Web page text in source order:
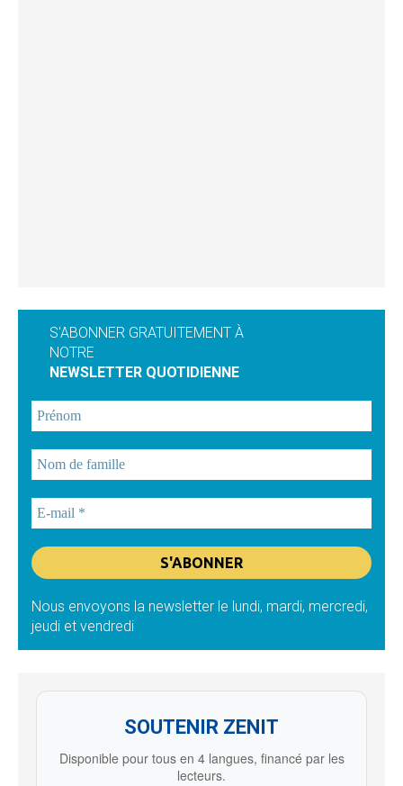
S'ABONNER GRATUITEMENT À
NOTRE
NEWSLETTER QUOTIDIENNE
Nous envoyons la newsletter le lundi, mardi, mercredi,
jeudi et vendredi
SOUTENIR ZENIT
Disponible pour tous en 4 langues, financé par les
lecteurs.